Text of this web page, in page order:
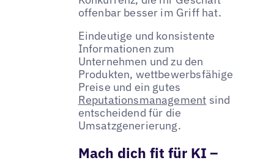
offenbar besser im Griff hat.
Eindeutige und konsistente
Informationen zum
Unternehmen und zu den
Produkten, wettbewerbsfähige
Preise und ein gutes
Reputationsmanagement sind
entscheidend für die
Umsatzgenerierung.
Mach dich fit für KI –